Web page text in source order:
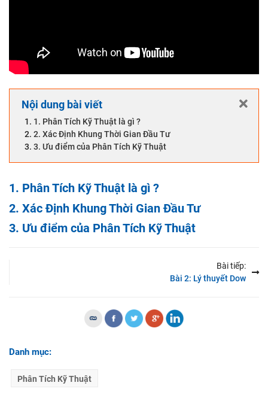
Bài 7.1: Mô hình Giá Cơ Bản
Bài 7.2: Mô hình Giá Cơ Bản (tt)
Bài 8: Nhóm Chỉ Báo Xu Hướng
Bài 9: Nhóm Chỉ Báo Động Lượng
Bài 10: Lý Thuyết Sóng Elliot Cơ Bản
Mô hình nến Bullish Engulfing
Mô hình nến Bearish Doji Star
Mô hình nến Above The Stomach
Nội dung bài viết
1. Phân Tích Kỹ Thuật là gì ?
2. Xác Định Khung Thời Gian Đầu Tư
3. Ưu điểm của Phân Tích Kỹ Thuật
1. Phân Tích Kỹ Thuật là gì ?
2. Xác Định Khung Thời Gian Đầu Tư
3. Ưu điểm của Phân Tích Kỹ Thuật
Bài tiếp:
Bài 2: Lý thuyết Dow
Danh mục:
Phân Tích Kỹ Thuật